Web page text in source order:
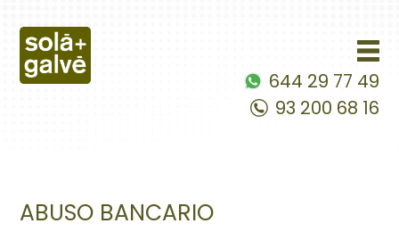
644 29 77 49
93 200 68 16
ABUSO BANCARIO